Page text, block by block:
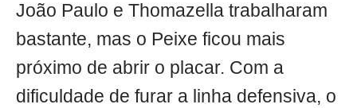
João Paulo e Thomazella trabalharam
bastante, mas o Peixe ficou mais
próximo de abrir o placar. Com a
dificuldade de furar a linha defensiva, o